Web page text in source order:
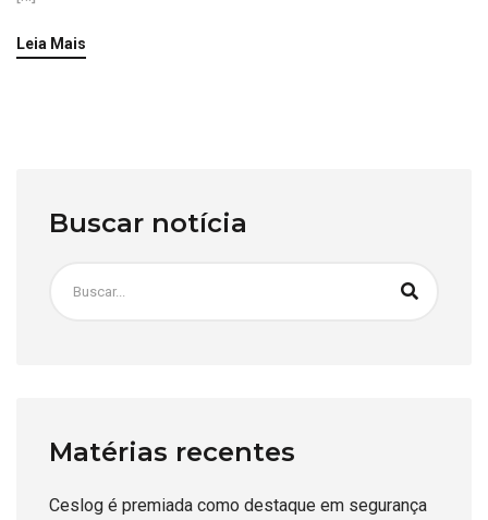
Leia Mais
Buscar notícia
Matérias recentes
Ceslog é premiada como destaque em segurança